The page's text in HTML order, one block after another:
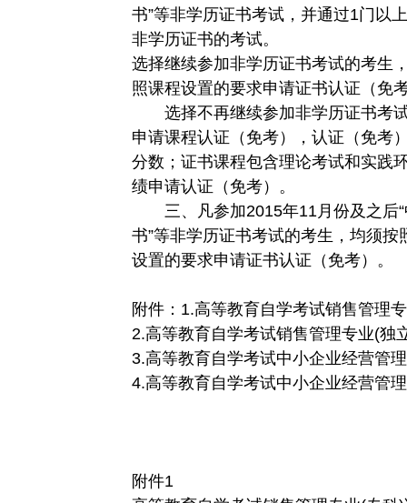
书”等非学历证书考试，并通过1门以
非学历证书的考试。
选择继续参加非学历证书考试的考生
照课程设置的要求申请证书认证（免
选择不再继续参加非学历证书考试
申请课程认证（免考），认证（免考
分数；证书课程包含理论考试和实践
绩申请认证（免考）。
三、凡参加2015年11月份及之后“
书”等非学历证书考试的考生，均须
设置的要求申请证书认证（免考）。
附件：1.高等教育自学考试销售管理
2.高等教育自学考试销售管理专业(独
3.高等教育自学考试中小企业经营管
4.高等教育自学考试中小企业经营管
附件1